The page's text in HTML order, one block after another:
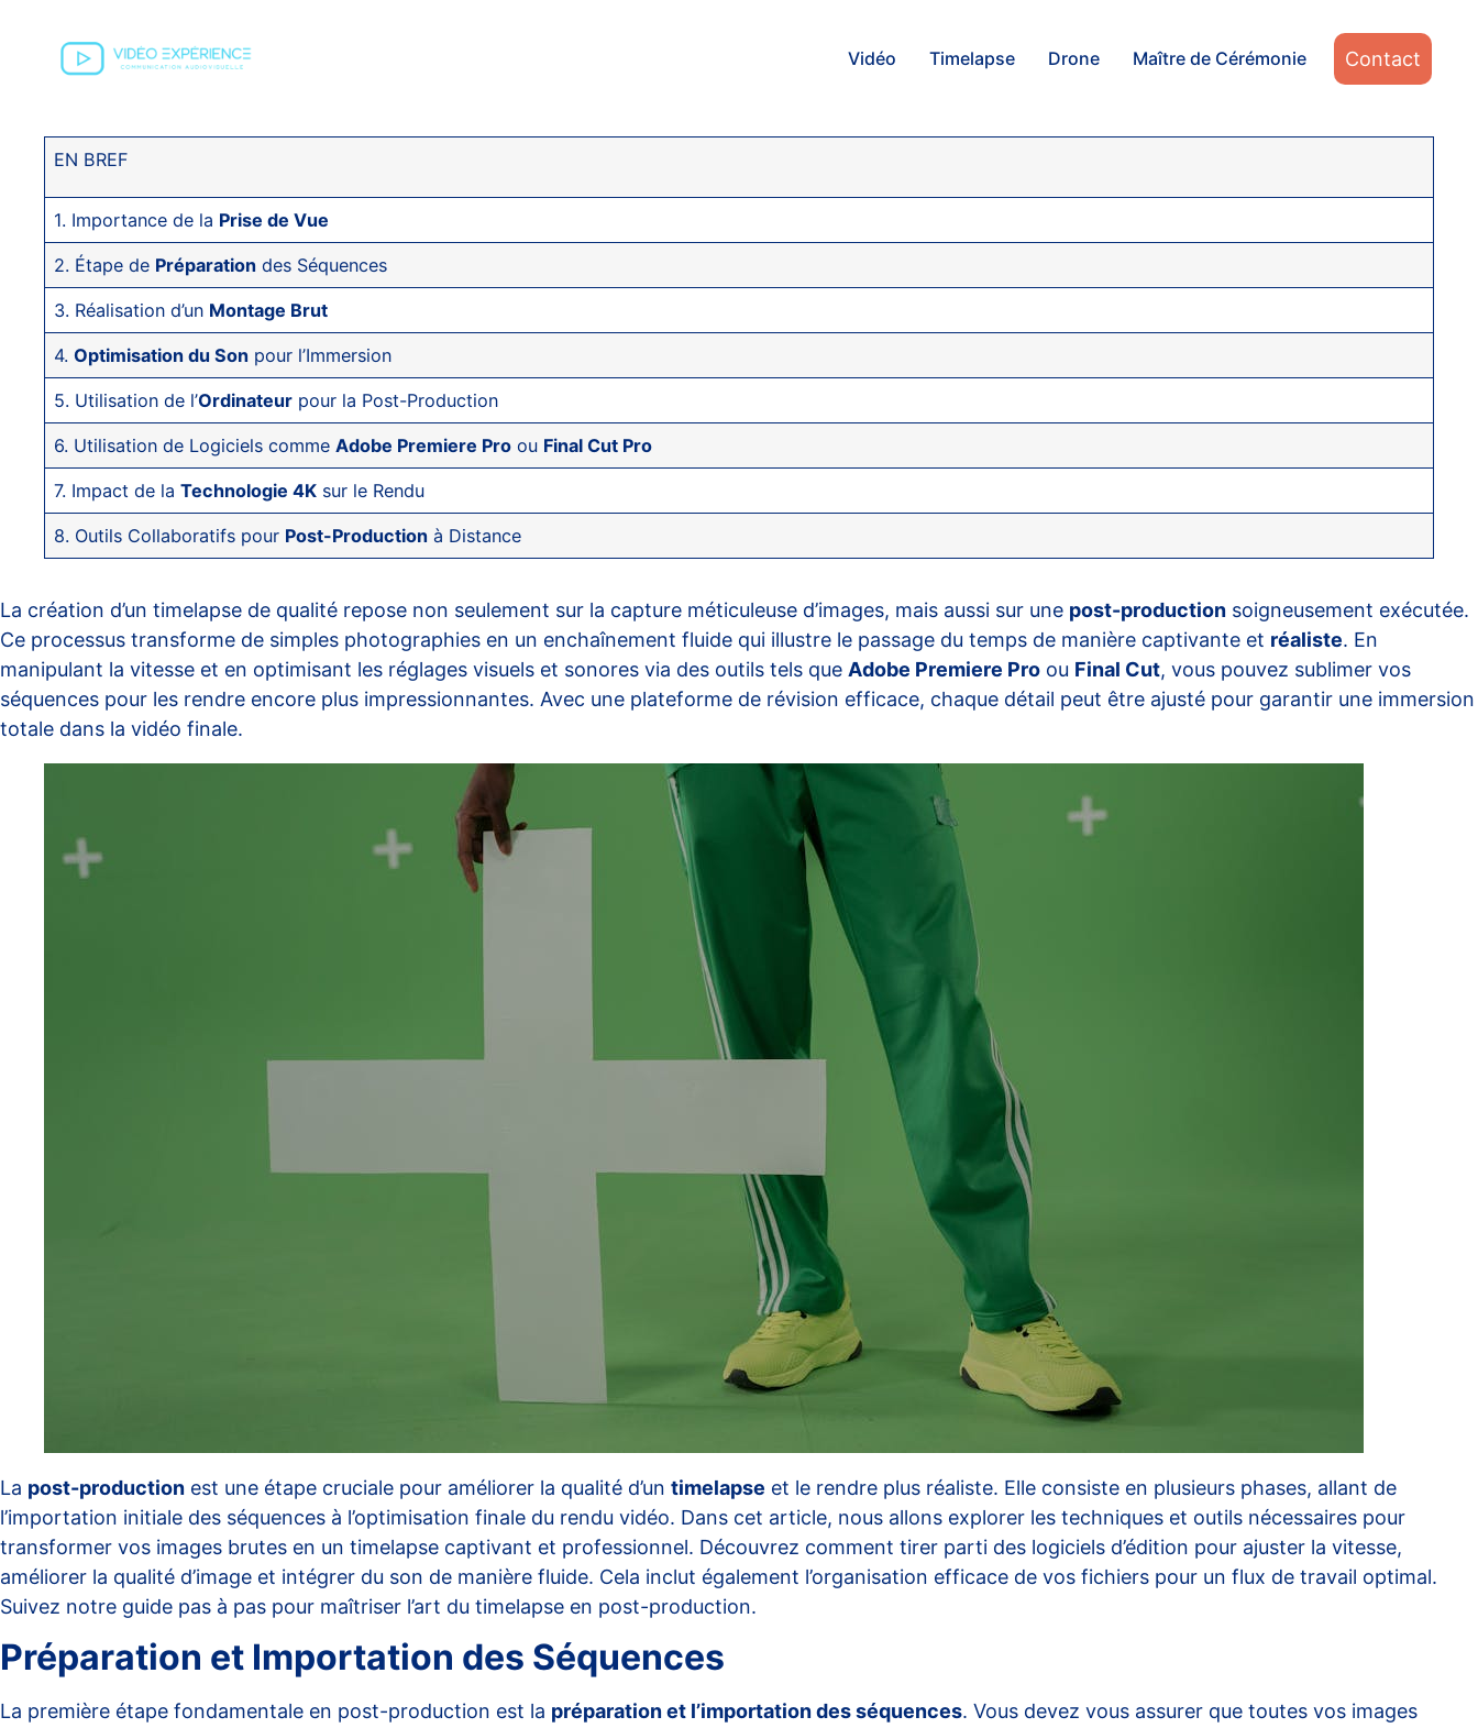
Vidéo Timelapse Drone Maître de Cérémonie Contact
EN BREF
1. Importance de la Prise de Vue
2. Étape de Préparation des Séquences
3. Réalisation d’un Montage Brut
4.Optimisation du Son pour l’Immersion
5. Utilisation de l’Ordinateur pour la Post-Production
6. Utilisation de Logiciels commeAdobe Premiere Pro ou Final Cut Pro
7. Impact de laTechnologie 4K sur le Rendu
8. Outils Collaboratifs pour Post-Production à Distance
La création d’un timelapse de qualité repose non seulement sur la capture méticuleuse d’images, mais aussi sur une post-production soigneusement exécutée.
Ce processus transforme de simples photographies en un enchaînement fluide qui illustre le passage du temps de manière captivante et réaliste. En
manipulant la vitesse et en optimisant les réglages visuels et sonores via des outils tels que Adobe Premiere Pro ou Final Cut, vous pouvez sublimer vos
séquences pour les rendre encore plus impressionnantes. Avec une plateforme de révision efficace, chaque détail peut être ajusté pour garantir une immersion
totale dans la vidéo finale.
La post-production est une étape cruciale pour améliorer la qualité d’un timelapse et le rendre plus réaliste. Elle consiste en plusieurs phases, allant de
l’importation initiale des séquences à l’optimisation finale du rendu vidéo. Dans cet article, nous allons explorer les techniques et outils nécessaires pour
transformer vos images brutes en un timelapse captivant et professionnel. Découvrez comment tirer parti des logiciels d’édition pour ajuster la vitesse,
améliorer la qualité d’image et intégrer du son de manière fluide. Cela inclut également l’organisation efficace de vos fichiers pour un flux de travail optimal.
Suivez notre guide pas à pas pour maîtriser l’art du timelapse en post-production.
Préparation et Importation des Séquences
La première étape fondamentale en post-production est la préparation et l’importation des séquences. Vous devez vous assurer que toutes vos images